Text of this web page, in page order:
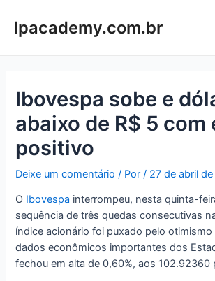
paralpacademy.com.br
Ibovespa sobe e
abaixo de R$ 5
positivo
Deixe um comentário / Por/ 27 de abril
O Ibovespa interrompeu, nesta quinta-
sequência de três quedas consecutivas
índice acionário foi puxado pelo
dados econômicos importantes dos
fechou em alta de 0,60%, aos 102.92360